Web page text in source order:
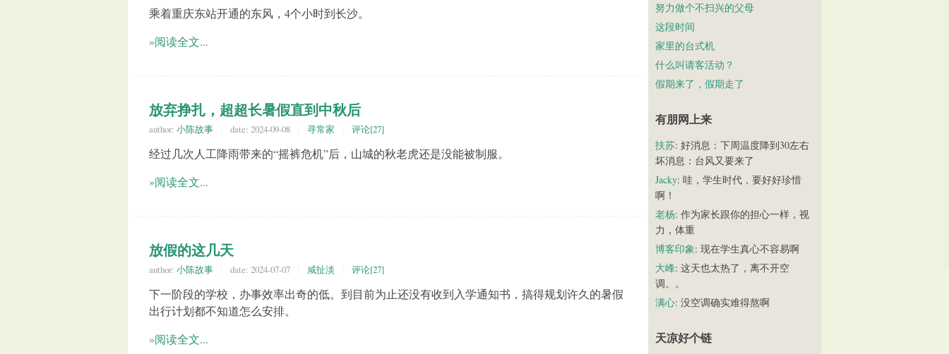
乘着重庆东站开通的东风，4个小时到长沙。
»阅读全文...
放弃挣扎，超超长暑假直到中秋后
author: 小陈故事 date: 2024-09-08 寻常家 评论[27]
经过几次人工降雨带来的“摇裤危机”后，山城的秋老虎还是没能被制服。
»阅读全文...
放假的这几天
author: 小陈故事 date: 2024-07-07 咸扯淡 评论[27]
下一阶段的学校，办事效率出奇的低。到目前为止还没有收到入学通知书，搞得规划许久的暑假
出行计划都不知道怎么安排。
»阅读全文...
努力做个不扫兴的父母
这段时间
家里的台式机
什么叫请客活动？
假期来了，假期走了
有朋网上来
扶苏: 好消息：下周温度降到30左右
坏消息：台风又要来了
Jacky: 哇，学生时代，要好好珍惜
啊！
老杨: 作为家长跟你的担心一样，视
力，体重
博客印象: 现在学生真心不容易啊
大峰: 这天也太热了，离不开空
调。。
满心: 没空调确实难得熬啊
天凉好个链